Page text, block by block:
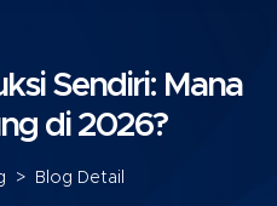
Sendiri: Mana
di 2026?
> Blog Detail